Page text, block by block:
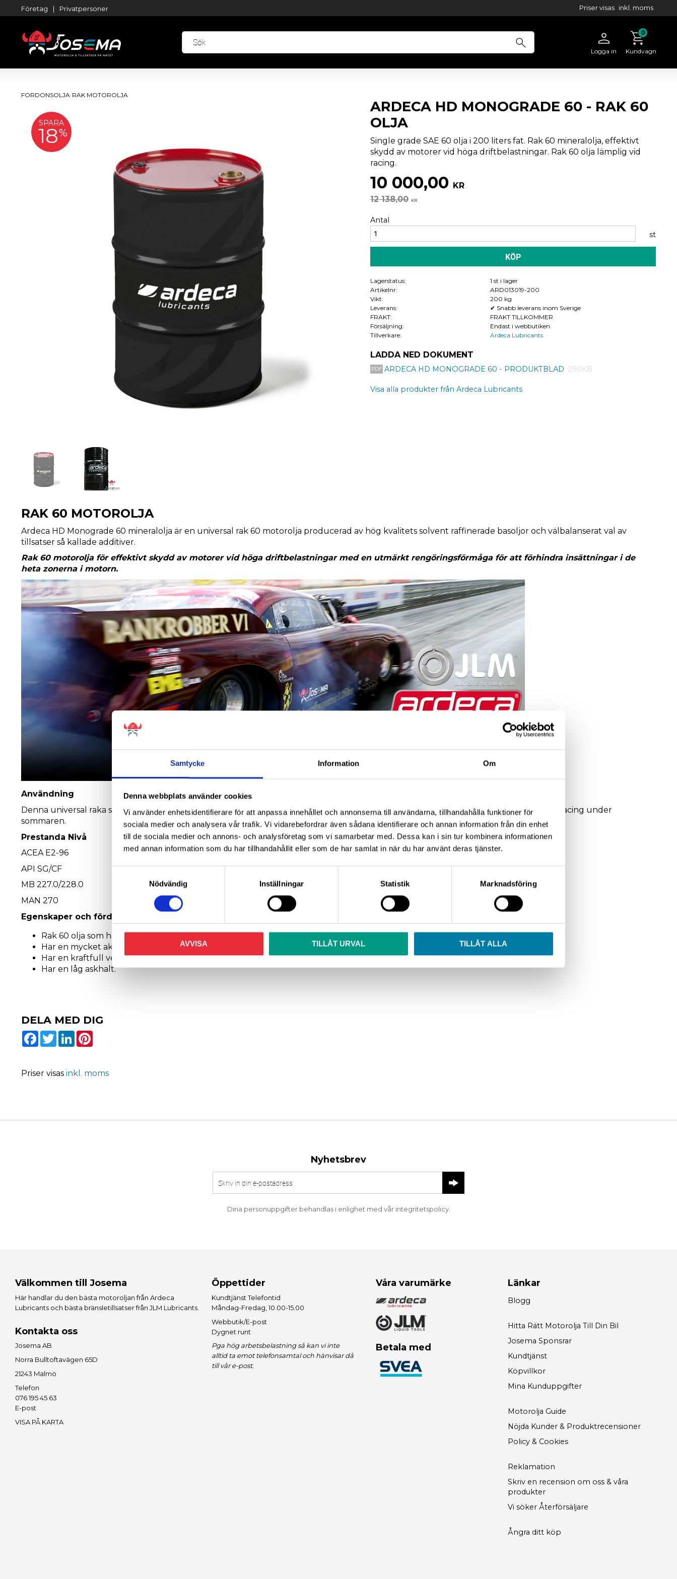
Samtycke Information Om
Denna webbplats använder cookies
Vi använder enhetsidentifierare för att anpassa innehållet och annonserna till användarna, tillhandahålla funktioner för
sociala medier och analysera vår trafik. Vi vidarebefordrar även sådana identifierare och annan information från din enhet
till de sociala medier och annons- och analysföretag som vi samarbetar med. Dessa kan i sin tur kombinera informationen
med annan information som du har tillhandahållit eller som de har samlat in när du har använt deras tjänster.
Nödvändig
Inställningar Statistik Marknadsföring
AVVISA TILLÅT URVAL TILLÅT ALLA
Företag | Privatpersoner Priser visas inkl. moms
Kundvagn
Logga in
FORDONSOLJA RAK MOTOROLJA
ARDECA HD MONOGRADE 60 - RAK 60
OLJA
Single grade SAE 60 olja i 200 liters fat. Rak 60 mineralolja, effektivt
skydd av motorer vid höga driftbelastningar. Rak 60 olja lämplig vid
racing.
SPARA
18%
Nedsatt pris:
10 000,00
KR
Ordinarie pris:
12 138,00 KR
Antal
st
KÖP
Lagerstatus
1 st i lager
Artikelnr
ARD013019-200
Vikt
200 kg
Leverans
✔ Snabb leverans inom Sverige
FRAKT
FRAKT TILLKOMMER
Försäljning
Endast i webbutiken.
Tillverkare
Ardeca Lubricants
LADDA NED DOKUMENT
ARDECA HD MONOGRADE 60 - PRODUKTBLAD 290KB
Visa alla produkter från Ardeca Lubricants
RAK 60 MOTOROLJA
Ardeca HD Monograde 60 mineralolja är en universal rak 60 motorolja producerad av hög kvalitets solvent raffinerade basoljor och välbalanserat val av
tillsatser så kallade additiver.
Rak 60 motorolja för effektivt skydd av motorer vid höga driftbelastningar med en utmärkt rengöringsförmåga för att förhindra insättningar i de
heta zonerna i motorn.
Användning
Denna universal raka single grade smörjande oljan är lämplig för bensin och dieselmotorer, med eller utan överladdning. Utmärkt för racing under
sommaren.
Prestanda Nivå
ACEA E2-96
API SG/CF
MB 227.0/228.0
MAN 270
Egenskaper och fördelar
Rak 60 olja som har utmärkt rengöringsförmåga, förhindrar bildning av avlagringar i de heta zonerna av motorn.
Har en mycket aktiv dispersion, vilken förhindrar bottenfällningar och slam.
Har en kraftfull verkan mot slitage, korrosion och skumbildning.
Har en låg askhalt.
DELA MED DIG
Facebook
TwitterLinkedIn
Priser visas inkl. moms
Nyhetsbrev
Dina personuppgifter behandlas i enlighet med vår integritetspolicy.
Välkommen till Josema
Här handlar du den bästa motoroljan från Ardeca
Lubricants och bästa bränsletillsatser från JLM Lubricants
Kontakta oss
Josema AB
Norra Bulltoftavägen 65D
21243 Malmö
Telefon
076 195 45 63
E-post
VISA PÅ KARTA
Öppettider
Kundtjänst Telefontid
Måndag-Fredag, 10.00-15.00
Webbutik/E-post
Dygnet runt
Pga hög arbetsbelastning så kan vi inte
alltid ta emot telefonsamtal och hänvisar då
till vår e-post.
Våra varumärke
Betala med
Länkar
Blogg
Hitta Rätt Motorolja Till Din Bil
Josema Sponsrar
Kundtjänst
Köpvillkor
Mina Kunduppgifter
Motorolja Guide
Nöjda Kunder & Produktrecensioner
Policy & Cookies
Reklamation
Skriv en recension om oss & våra
produkter
Vi söker Återförsäljare
Ångra ditt köp